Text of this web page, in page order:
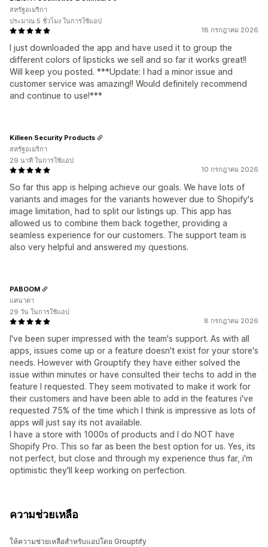
18 กรกฎาคม 2026
I just downloaded the app and have used it to group the
different colors of lipsticks we sell and so far it works great!!
Will keep you posted. ***Update: I had a minor issue and
customer service was amazing!! Would definitely recommend
and continue to use!***
สหรัฐอเมริกา
ประมาณ 5 ชั่วโมง ในการใช้แอป
10 กรกฎาคม 2026
So far this app is helping achieve our goals. We have lots of
variants and images for the variants however due to Shopify's
image limitation, had to split our listings up. This app has
allowed us to combine them back together, providing a
seamless experience for our customers. The support team is
also very helpful and answered my questions.
Killeen Security Products
สหรัฐอเมริกา
29 นาที ในการใช้แอป
8 กรกฎาคม 2026
I've been super impressed with the team's support. As with all
apps, issues come up or a feature doesn't exist for your store's
needs. However with Grouptify they have either solved the
issue within minutes or have consulted their techs to add in the
feature I requested. They seem motivated to make it work for
their customers and have been able to add in the features i've
requested 75% of the time which I think is impressive as lots of
apps will just say its not available.
I have a store with 1000s of products and I do NOT have
Shopify Pro. This so far as been the best option for us. Yes, its
not perfect, but close and through my experience thus far, i'm
optimistic they'll keep working on perfection.
PABOOM
แคนาดา
29 วัน ในการใช้แอป
ความช่วยเหลือ
ให้ความช่วยเหลือสำหรับแอปโดย Grouptify